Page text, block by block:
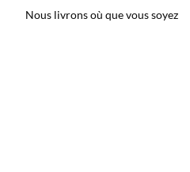
Nous livrons où que vous soyez